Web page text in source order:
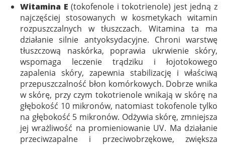
Witamina E (tokofenole i tokotrienole) jest jedną z
najczęściej stosowanych w kosmetykach witamin
rozpuszczalnych w tłuszczach. Witamina ta ma
działanie silnie antyoksydacyjne. Chroni warstwę
tłuszczową naskórka, poprawia ukrwienie skóry,
wspomaga leczenie trądziku i łojotokowego
zapalenia skóry, zapewnia stabilizację i właściwą
przepuszczalność błon komórkowych. Dobrze wnika
w skórę, przy czym tokotrienole wnikają w skórę na
głębokość 10 mikronów, natomiast tokofenole tylko
na głębokość 5 mikronów. Odżywia skórę, zmniejsza
jej wrażliwość na promieniowanie UV. Ma działanie
przeciwzapalne i przeciwobrzękowe, zwiększa